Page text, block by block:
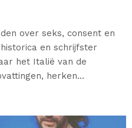
over seks, consent en
en schrijfster
het Italië van de
herken...